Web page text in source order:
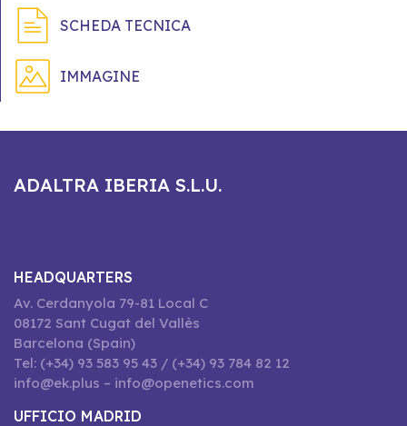
SCHEDA TECNICA
IMMAGINE
ADALTRA IBERIA S.L.U.
HEADQUARTERS
Av. Cerdanyola 79-81 Local C
08172 Sant Cugat del Vallès
Barcelona (Spain)
Tel: (+34) 93 583 95 43 / (+34) 93 784 82 12
info@ek.plus – info@openetics.com
UFFICIO MADRID